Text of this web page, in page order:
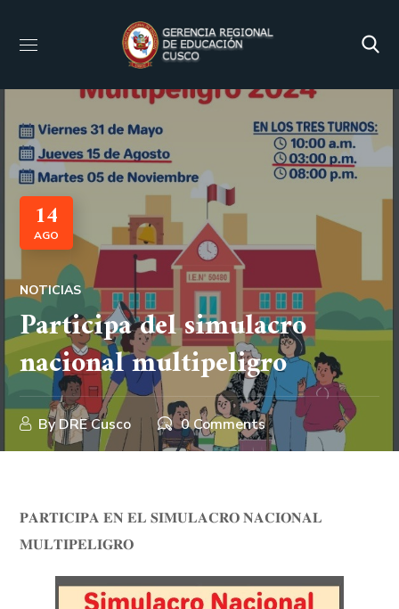
14
AGO
NOTICIAS
Participa del simulacro
nacional multipeligro
ByDRE Cusco 0 Comments
𝐏𝐀𝐑𝐓𝐈𝐂𝐈𝐏𝐀 𝐄𝐍 𝐄𝐋 𝐒𝐈𝐌𝐔𝐋𝐀𝐂𝐑𝐎 𝐍𝐀𝐂𝐈𝐎𝐍𝐀𝐋
𝐌𝐔𝐋𝐓𝐈𝐏𝐄𝐋𝐈𝐆𝐑𝐎